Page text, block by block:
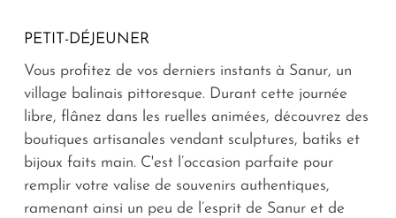
PETIT-DÉJEUNER
Vous profitez de vos derniers instants à Sanur, un
village balinais pittoresque. Durant cette journée
libre, flânez dans les ruelles animées, découvrez des
boutiques artisanales vendant sculptures, batiks et
bijoux faits main. C'est l’occasion parfaite pour
remplir votre valise de souvenirs authentiques,
ramenant ainsi un peu de l’esprit de Sanur et de